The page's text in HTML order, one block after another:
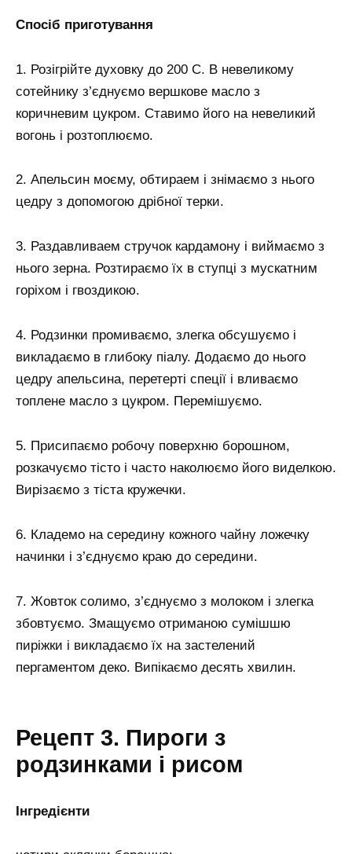
Спосіб приготування
1. Розігрійте духовку до 200 С. В невеликому
сотейнику з’єднуємо вершкове масло з
коричневим цукром. Ставимо його на невеликий
вогонь і розтоплюємо.
2. Апельсин моєму, обтираем і знімаємо з нього
цедру з допомогою дрібної терки.
3. Раздавливаем стручок кардамону і виймаємо з
нього зерна. Розтираємо їх в ступці з мускатним
горіхом і гвоздикою.
4. Родзинки промиваємо, злегка обсушуємо і
викладаємо в глибоку піалу. Додаємо до нього
цедру апельсина, перетерті спеції і вливаємо
топлене масло з цукром. Перемішуємо.
5. Присипаємо робочу поверхню борошном,
розкачуємо тісто і часто наколюємо його виделкою.
Вирізаємо з тіста кружечки.
6. Кладемо на середину кожного чайну ложечку
начинки і з’єднуємо краю до середини.
7. Жовток солимо, з’єднуємо з молоком і злегка
збовтуємо. Змащуємо отриманою сумішшю
пиріжки і викладаємо їх на застелений
пергаментом деко. Випікаємо десять хвилин.
Рецепт 3. Пироги з
родзинками і рисом
Інгредієнти